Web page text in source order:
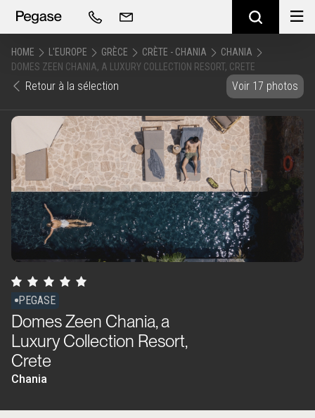
HOME L'EUROPE GRÈCE CRÈTE - CHANIA
CHANIA
DOMES ZEEN CHANIA, A LUXURY COLLECTION RESORT, CRETE
Retour à la sélection Voir 17 photos
PEGASE
Domes Zeen Chania, a
Luxury Collection Resort,
Crete
Chania